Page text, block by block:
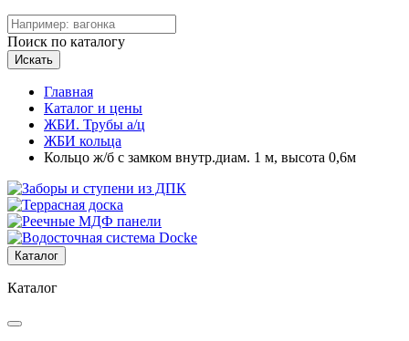
Поиск по каталогу
Искать
Главная
Каталог и цены
ЖБИ. Трубы а/ц
ЖБИ кольца
Кольцо ж/б с замком внутр.диам. 1 м, высота 0,6м
Каталог
Каталог